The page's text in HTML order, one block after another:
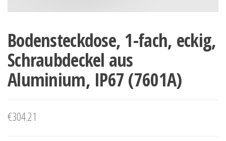
Bodensteckdose, 1-fach, eckig,
Schraubdeckel aus
Aluminium, IP67 (7601A)
€304.21